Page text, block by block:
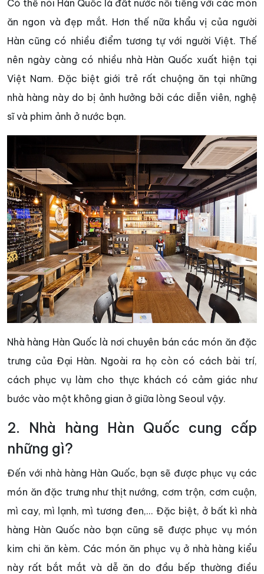
Có thể nói Hàn Quốc là đất nước nổi tiếng với các món
ăn ngon và đẹp mắt. Hơn thế nữa khẩu vị của người
Hàn cũng có nhiều điểm tương tự với người Việt. Thế
nên ngày càng có nhiều nhà Hàn Quốc xuất hiện tại
Việt Nam. Đặc biệt giới trẻ rất chuộng ăn tại những
nhà hàng này do bị ảnh hưởng bởi các diễn viên, nghệ
sĩ và phim ảnh ở nước bạn.
Nhà hàng Hàn Quốc là nơi chuyên bán các món ăn đặc
trưng của Đại Hàn. Ngoài ra họ còn có cách bài trí,
cách phục vụ làm cho thực khách có cảm giác như
bước vào một không gian ở giữa lòng Seoul vậy.
2. Nhà hàng Hàn Quốc cung cấp
những gì?
Đến với nhà hàng Hàn Quốc, bạn sẽ được phục vụ các
món ăn đặc trưng như thịt nướng, cơm trộn, cơm cuộn,
mì cay, mì lạnh, mì tương đen,... Đặc biệt, ở bất kì nhà
hàng Hàn Quốc nào bạn cũng sẽ được phục vụ món
kim chi ăn kèm. Các món ăn phục vụ ở nhà hàng kiểu
này rất bắt mắt và dễ ăn do đầu bếp thường điều